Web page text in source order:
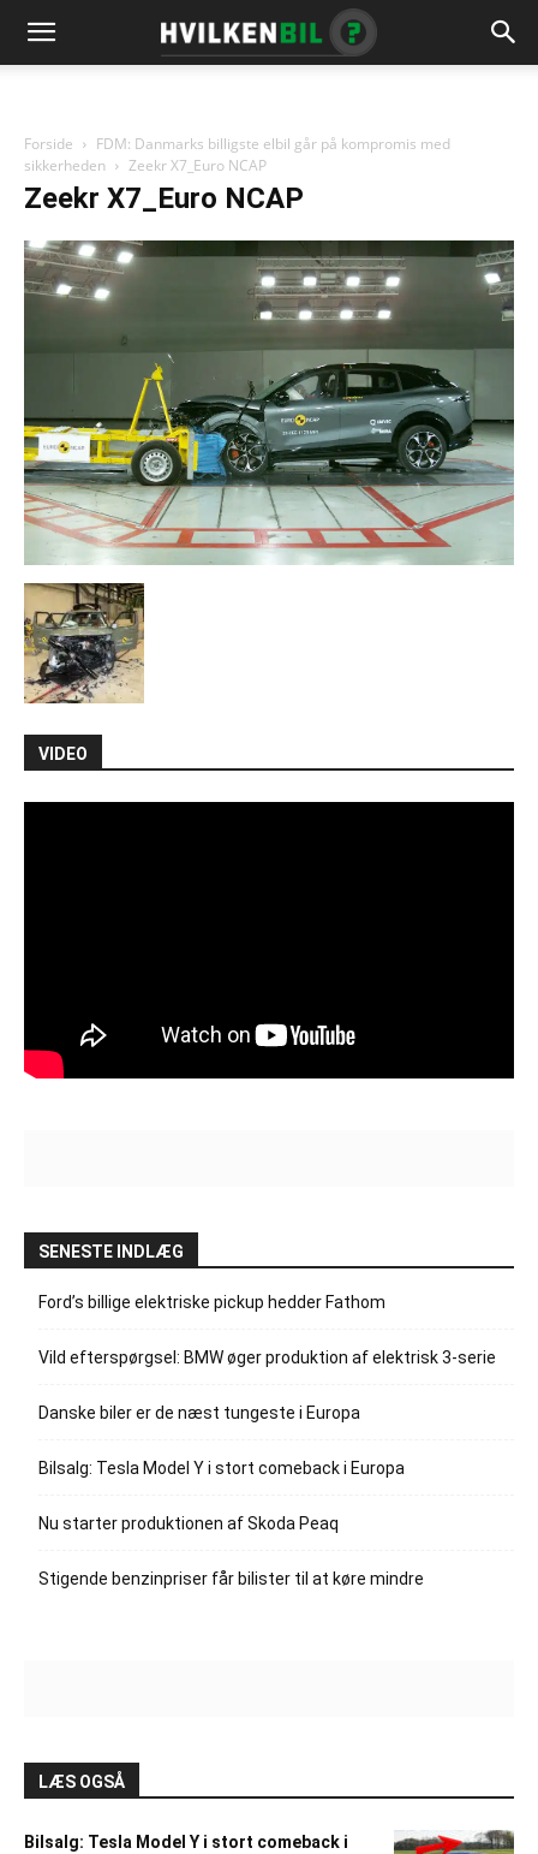
Forside
FDM: Danmarks billigste elbil går på kompromis med
sikkerheden
Zeekr X7_Euro NCAP
Zeekr X7_Euro NCAP
VIDEO
SENESTE INDLÆG
Ford’s billige elektriske pickup hedder Fathom
Vild efterspørgsel: BMW øger produktion af elektrisk 3-serie
Danske biler er de næst tungeste i Europa
Bilsalg: Tesla Model Y i stort comeback i Europa
Nu starter produktionen af Skoda Peaq
Stigende benzinpriser får bilister til at køre mindre
LÆS OGSÅ
Bilsalg: Tesla Model Y i stort comeback i